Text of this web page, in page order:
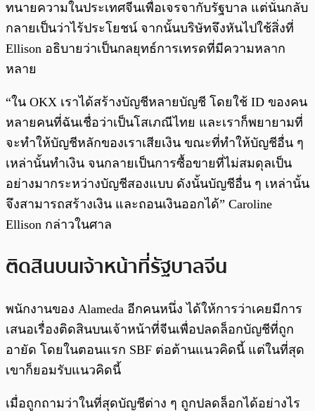
ทนายความในประเทศจีนเพื่อเจรจากับรัฐบาล แต่นั่นกลับ
กลายเป็นว่าไร้ประโยชน์ จากนั้นบริษัทจึงหันไปใช้สิ่งที่
Ellison อธิบายว่าเป็นกลยุทธ์การเทรดที่มีความหลาก
หลาย
“ใน OKX เราได้สร้างบัญชีหลายบัญชี โดยใช้ ID ของคน
หลายคนที่ฉันเชื่อว่าเป็นโสเภณีไทย และเราก็พยายามที่
จะทำให้บัญชีหลักของเราเสียเงิน ขณะที่ทำให้บัญชีอื่น ๆ
เหล่านั้นทำเงิน จนกลายเป็นการซื้อขายที่ไม่สมดุลเป็น
อย่างมากระหว่างบัญชีสองแบบ ดังนั้นบัญชีอื่น ๆ เหล่านั้น
จึงสามารถสร้างเงิน และถอนเงินออกได้” Caroline
Ellison กล่าวในศาล
ติดสินบนเจ้าหน้าที่รัฐบาลจีน
พนักงานของ Alameda อีกคนหนึ่ง ได้ให้การว่าเคยมีการ
เสนอเรื่องติดสินบนเจ้าหน้าที่จีนเพื่อปลดล็อกบัญชีที่ถูก
อายัด โดยในตอนแรก SBF ต่อต้านแนวคิดนี้ แต่ในที่สุด
เขาก็ยอมรับแนวคิดนี้
เมื่อถูกถามว่าในที่สุดบัญชีต่าง ๆ ถูกปลดล็อกได้อย่างไร